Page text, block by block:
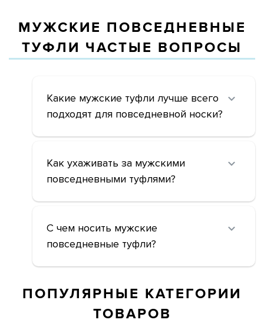
МУЖСКИЕ ПОВСЕДНЕВНЫЕ
ТУФЛИ ЧАСТЫЕ ВОПРОСЫ
Какие мужские туфли лучше всего
подходят для повседневной носки?
Как ухаживать за мужскими
повседневными туфлями?
С чем носить мужские
повседневные туфли?
ПОПУЛЯРНЫЕ КАТЕГОРИИ
ТОВАРОВ